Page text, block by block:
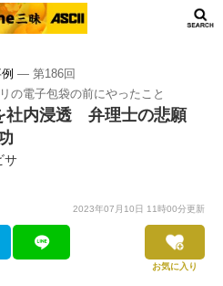
― 第186回
の電子包袋の前にやったこと
社内浸透 弁理士の悲願
サ
2023年07月10日 11時00分更新
お気に入り